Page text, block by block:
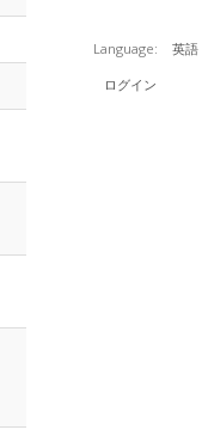
Language: 英語
ログイン